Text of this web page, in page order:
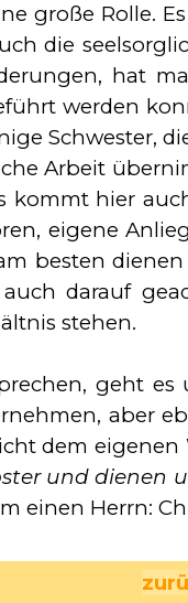
große Rolle.
die
hat
werden
Schwester,
Arbeit
kommt hier
eigene
besten
darauf
stehen.
geht
aber
dem
und dienen
einen Herrn: